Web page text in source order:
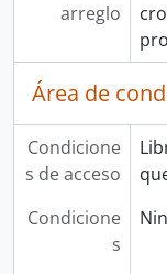
arreglo
Área de
Condicione
s de acceso
Condicione
s